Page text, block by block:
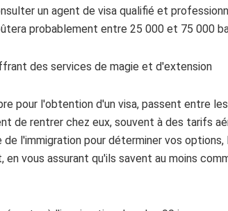
un agent de visa qualifié et
probablement entre 25 000 et 75 000
des services de magie et d'extension
pour l'obtention d'un visa, passent entre
de rentrer chez eux, souvent à des tarifs
l'immigration pour déterminer vos
vous assurant qu'ils savent au moins